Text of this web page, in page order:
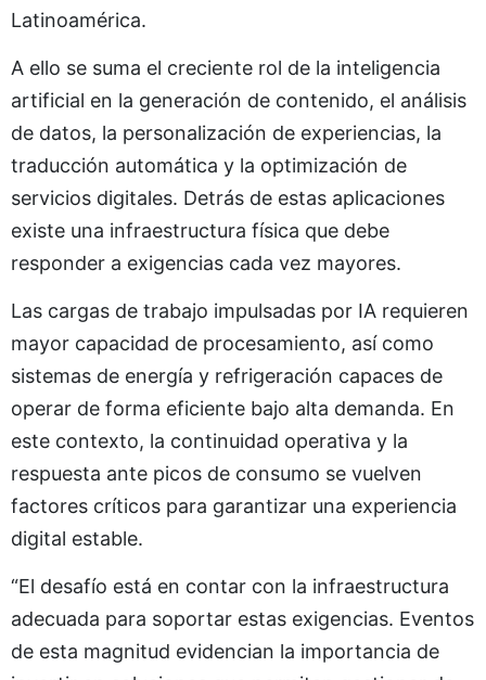
Latinoamérica.
A ello se suma el creciente rol de la inteligencia
artificial en la generación de contenido, el análisis
de datos, la personalización de experiencias, la
traducción automática y la optimización de
servicios digitales. Detrás de estas aplicaciones
existe una infraestructura física que debe
responder a exigencias cada vez mayores.
Las cargas de trabajo impulsadas por IA requieren
mayor capacidad de procesamiento, así como
sistemas de energía y refrigeración capaces de
operar de forma eficiente bajo alta demanda. En
este contexto, la continuidad operativa y la
respuesta ante picos de consumo se vuelven
factores críticos para garantizar una experiencia
digital estable.
“El desafío está en contar con la infraestructura
adecuada para soportar estas exigencias. Eventos
de esta magnitud evidencian la importancia de